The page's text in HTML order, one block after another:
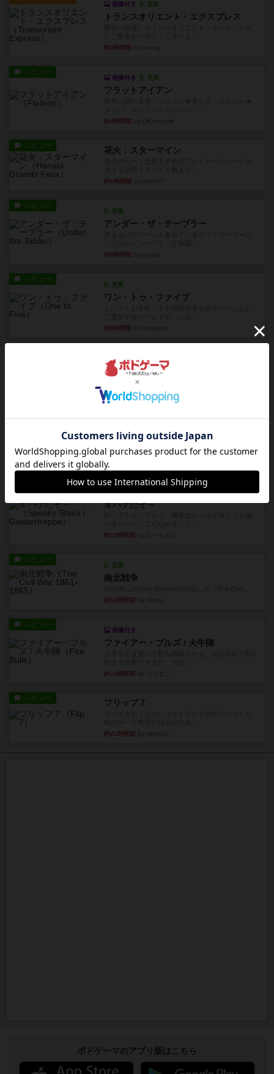
画像付き 充実
トランスオリエント・エクスプレス
約3時間前
レビュー
画像付き 充実
フラットアイアン
約4時間前
レビュー 花火：スターマイン
約6時間前
レビュー
充実
アンダー・ザ・テーブラー
約8時間前
レビュー
充実
ワン・トゥ・ファイブ
約9時間前
充実
エコーズ・オブ・タイム
カードゲームにファイナルファンタジーのアクテ
ィブタイムバトル（もしくは...
約13時間前by ジェイとと
シャット・ザ・ボックス
とてもシンプルなダイスゲーム。2つのダイスを振
って、出目の合計を自分の...
約14時間前
充実
オバケだぞ～
約15時間前
レビュー
充実
南北戦争
約18時間前
レビュー
画像付き
ファイアー・ブルズ / 火牛陣
約21時間前
レビュー フリップ７
約21時間前
ボドゲーマのアプリ版はこちら